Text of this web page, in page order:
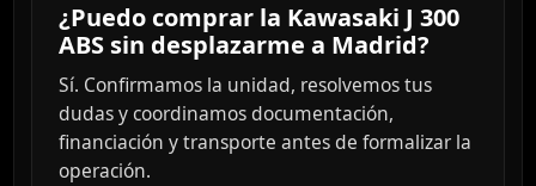
¿Puedo comprar la Kawasaki J 300
ABS sin desplazarme a Madrid?
Sí. Confirmamos la unidad, resolvemos tus
dudas y coordinamos documentación,
financiación y transporte antes de formalizar la
operación.